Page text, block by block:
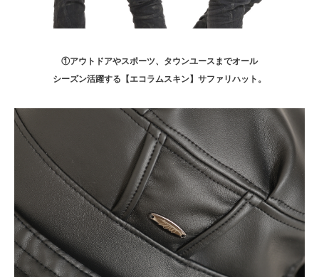
①アウトドアやスポーツ、タウンユースまでオール
シーズン活躍する【エコラムスキン】サファリハット。